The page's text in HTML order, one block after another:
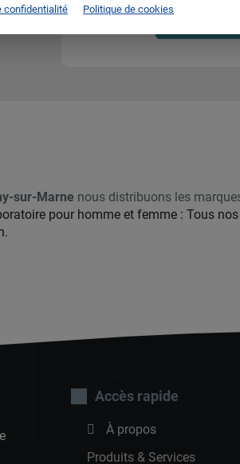
sur-Marne nous distribuons les
pour homme et femme : Tous
Accès rapide
À propos
Produits & Services
confidentialité Politique de cookies